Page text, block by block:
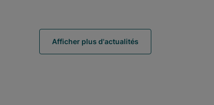
Afficher plus d'actualités